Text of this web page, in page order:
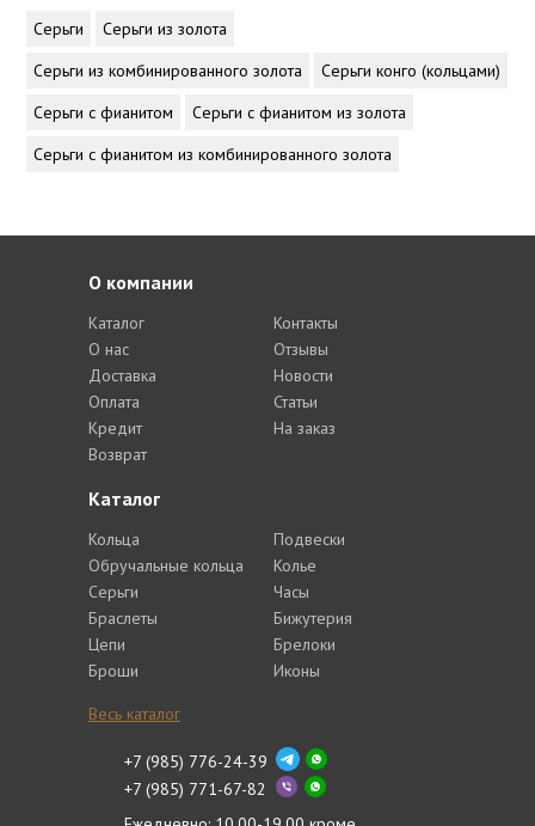
Серьги
Серьги из золота
Серьги из комбинированного золота
Серьги конго (кольцами)
Серьги с фианитом
Серьги с фианитом из золота
Серьги с фианитом из комбинированного золота
Каталог
Кольца
Обручальные кольца
Серьги
Браслеты
Цепи
Броши
Подвески
Колье
Часы
Бижутерия
Брелоки
Иконы
Весь каталог
О компании
Каталог
О нас
Доставка
Оплата
Кредит
Возврат
Контакты
Отзывы
Новости
Статьи
На заказ
+7 (985) 776-24-39
+7 (985) 771-67-82